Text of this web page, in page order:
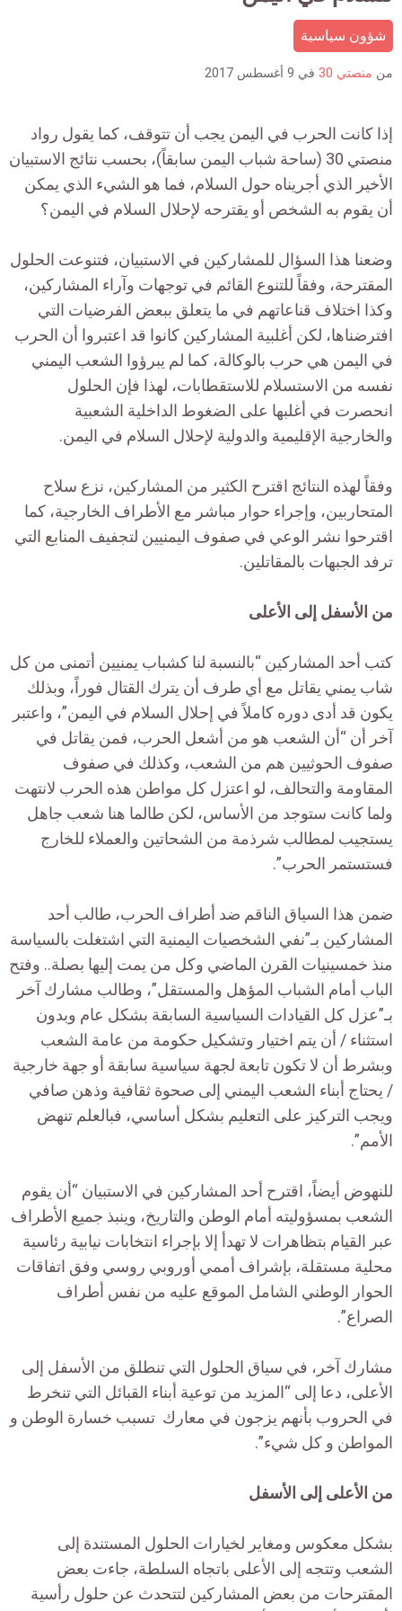
شؤون سياسية
من منصتي 30 في 9 أغسطس 2017
إذا كانت الحرب في اليمن يجب أن تتوقف، كما يقول رواد
منصتي 30 (ساحة شباب اليمن سابقاً)، بحسب نتائج الاستبيان
الأخير الذي أجريناه حول السلام، فما هو الشيء الذي يمكن
أن يقوم به الشخص أو يقترحه لإحلال السلام في اليمن؟
وضعنا هذا السؤال للمشاركين في الاستبيان، فتنوعت الحلول
المقترحة، وفقاً للتنوع القائم في توجهات وآراء المشاركين،
وكذا اختلاف قناعاتهم في ما يتعلق ببعض الفرضيات التي
افترضناها، لكن أغلبية المشاركين كانوا قد اعتبروا أن الحرب
في اليمن هي حرب بالوكالة، كما لم يبرؤوا الشعب اليمني
نفسه من الاستسلام للاستقطابات، لهذا فإن الحلول
انحصرت في أغلبها على الضغوط الداخلية الشعبية
والخارجية الإقليمية والدولية لإحلال السلام في اليمن.
وفقاً لهذه النتائج اقترح الكثير من المشاركين، نزع سلاح
المتحاربين، وإجراء حوار مباشر مع الأطراف الخارجية، كما
اقترحوا نشر الوعي في صفوف اليمنيين لتجفيف المنابع التي
ترفد الجبهات بالمقاتلين.
من الأسفل إلى الأعلى
كتب أحد المشاركين “بالنسبة لنا كشباب يمنيين أتمنى من كل
شاب يمني يقاتل مع أي طرف أن يترك القتال فوراً، وبذلك
يكون قد أدى دوره كاملاً في إحلال السلام في اليمن”، واعتبر
آخر أن “أن الشعب هو من أشعل الحرب، فمن يقاتل في
صفوف الحوثيين هم من الشعب، وكذلك في صفوف
المقاومة والتحالف، لو اعتزل كل مواطن هذه الحرب لانتهت
ولما كانت ستوجد من الأساس، لكن طالما هنا شعب جاهل
يستجيب لمطالب شرذمة من الشحاتين والعملاء للخارج
فستستمر الحرب”.
ضمن هذا السياق الناقم ضد أطراف الحرب، طالب أحد
المشاركين بـ”نفي الشخصيات اليمنية التي اشتغلت بالسياسة
منذ خمسينيات القرن الماضي وكل من يمت إليها بصلة.. وفتح
الباب أمام الشباب المؤهل والمستقل”، وطالب مشارك آخر
بـ”عزل كل القيادات السياسية السابقة بشكل عام وبدون
استثناء / أن يتم اختيار وتشكيل حكومة من عامة الشعب
وبشرط أن لا تكون تابعة لجهة سياسية سابقة أو جهة خارجية
/ يحتاج أبناء الشعب اليمني إلى صحوة ثقافية وذهن صافي
ويجب التركيز على التعليم بشكل أساسي، فبالعلم تنهض
الأمم”.
للنهوض أيضاً، اقترح أحد المشاركين في الاستبيان “أن يقوم
الشعب بمسؤوليته أمام الوطن والتاريخ، وينبذ جميع الأطراف
عبر القيام بتظاهرات لا تهدأ إلا بإجراء انتخابات نيابية رئاسية
محلية مستقلة، بإشراف أممي أوروبي روسي وفق اتفاقات
الحوار الوطني الشامل الموقع عليه من نفس أطراف
الصراع”.
مشارك آخر، في سياق الحلول التي تنطلق من الأسفل إلى
الأعلى، دعا إلى “المزيد من توعية أبناء القبائل التي تنخرط
في الحروب بأنهم يزجون في معارك تسبب خسارة الوطن و
المواطن و كل شيء”.
من الأعلى إلى الأسفل
بشكل معكوس ومغاير لخيارات الحلول المستندة إلى
الشعب وتتجه إلى الأعلى باتجاه السلطة، جاءت بعض
المقترحات من بعض المشاركين لتتحدث عن حلول رأسية